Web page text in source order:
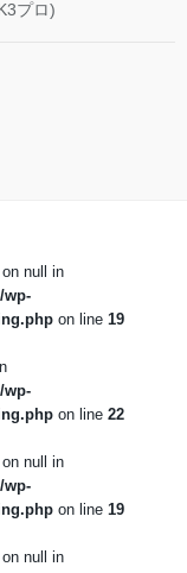
プロ)
null in
wp-
on line 19
wp-
on line 22
null in
wp-
on line 19
null in